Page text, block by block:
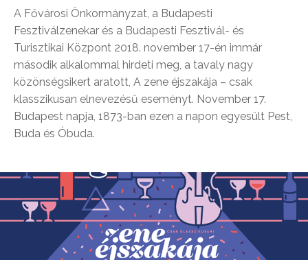
A Fővárosi Önkormányzat, a Budapesti
Fesztiválzenekar és a Budapesti Fesztivál- és
Turisztikai Központ 2018. november 17-én immár
második alkalommal hirdeti meg, a tavaly nagy
közönségsikert aratott, A zene éjszakája – csak
klasszikusan elnevezésű eseményt. November 17.
Budapest napja, 1873-ban ezen a napon egyesült Pest,
Buda és Óbuda.